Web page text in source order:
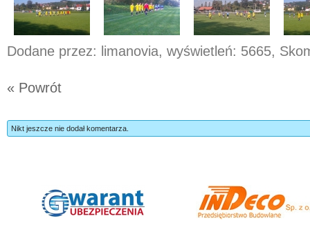
Dodane przez: limanovia, wyświetleń: 5665,
« Powrót
Nikt jeszcze nie dodał komentarza.